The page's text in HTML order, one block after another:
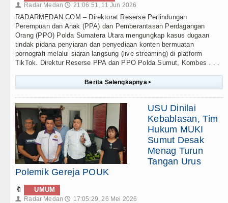
👤 Radar Medan 🕔 21:06:51, 11 Jun 2026
RADARMEDAN.COM – Direktorat Reserse Perlindungan
Perempuan dan Anak (PPA) dan Pemberantasan Perdagangan
Orang (PPO) Polda Sumatera Utara mengungkap kasus dugaan
tindak pidana penyiaran dan penyediaan konten bermuatan
pornografi melalui siaran langsung (live streaming) di platform
TikTok. Direktur Reserse PPA dan PPO Polda Sumut, Kombes . . .
Berita Selengkapnya ▸
USU Dinilai
Kebablasan, Tim
Hukum MUKI
Sumut Desak
Menag Turun
Tangan Urus
Polemik Gereja POUK
🔖 UMUM
👤 Radar Medan 🕔 17:05:29, 26 Mei 2026